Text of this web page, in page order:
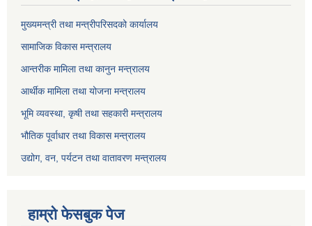
मुख्यमन्त्री तथा मन्त्रीपरिसदको कार्यालय
सामाजिक विकास मन्त्रालय
आन्तरीक मामिला तथा कानुन मन्त्रालय
आर्थीक मामिला तथा योजना मन्त्रालय
भूमि व्यवस्था, कृषी तथा सहकारी मन्त्रालय
भौतिक पूर्वाधार तथा विकास मन्त्रालय
उद्योग, वन, पर्यटन तथा वातावरण मन्त्रालय
हाम्रो फेसबुक पेज